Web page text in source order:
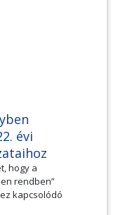
évi
hogy a
rendben”
kapcsolódó